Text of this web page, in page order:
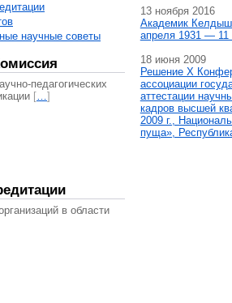
научные советы
педагогических
[…]
в области
13 ноября 2016
Академик
апреля 1931 — 11
18 июня 2009
Решение X
ассоциации
аттестации
кадров высшей
2009 г.,
пуща»,